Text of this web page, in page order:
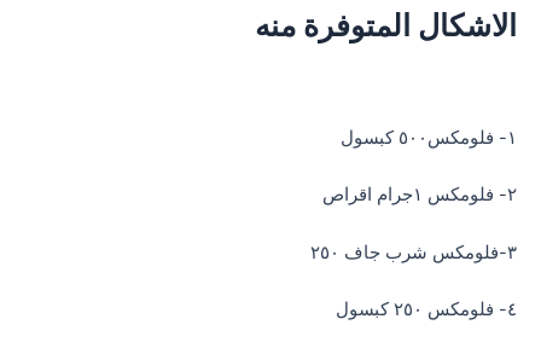
الاشكال المتوفرة منه
١- فلومكس٥٠٠ كبسول
٢- فلومكس ١جرام اقراص
٣-فلومكس شرب جاف ٢٥٠
٤- فلومكس ٢٥٠ كبسول